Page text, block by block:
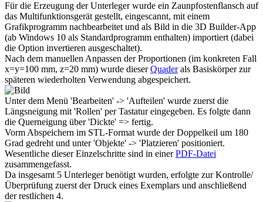
Für die Erzeugung der Unterleger wurde ein Zaunpfostenflansch auf
das Multifunktionsgerät gestellt, eingescannt, mit einem
Grafikprogramm nachbearbeitet und als Bild in die 3D Builder-App
(ab Windows 10 als Standardprogramm enthalten) importiert (dabei
die Option invertieren ausgeschaltet).
Nach dem manuellen Anpassen der Proportionen (im konkreten Fall
x=y=100 mm, z=20 mm) wurde dieserQuaderals Basiskörper zur
späteren wiederholten Verwendung abgespeichert.
Unter dem Menü 'Bearbeiten' -> 'Aufteilen' wurde zuerst die
Längsneigung mit 'Rollen' per Tastatur eingegeben. Es folgte dann
die Querneigung über 'Dickte' => fertig.
Vorm Abspeichern im STL-Format wurde der Doppelkeil um 180
Grad gedreht und unter 'Objekte' -> 'Platzieren' positioniert.
Wesentliche dieser Einzelschritte sind in einerPDF-Datei
zusammengefasst.
Da insgesamt 5 Unterleger benötigt wurden, erfolgte zur Kontrolle/
Überprüfung zuerst der Druck eines Exemplars und anschließend
der restlichen 4.